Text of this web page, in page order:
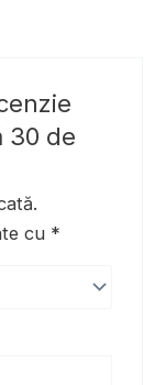
30 de
cu *